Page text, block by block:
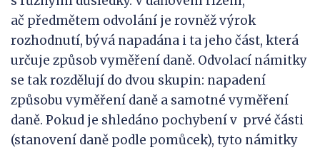
ač předmětem odvolání je rovněž výrok
rozhodnutí, bývá napadána i ta jeho část, která
určuje způsob vyměření daně. Odvolací námitky
se tak rozdělují do dvou skupin: napadení
způsobu vyměření daně a samotné vyměření
daně. Pokud je shledáno pochybení v prvé části
(stanovení daně podle pomůcek), tyto námitky